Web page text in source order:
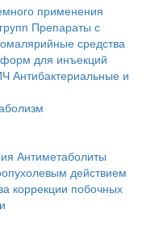
применения
Препараты с
средства
для инъекций
Антибактериальные и
Антиметаболиты
действием
коррекции побочных